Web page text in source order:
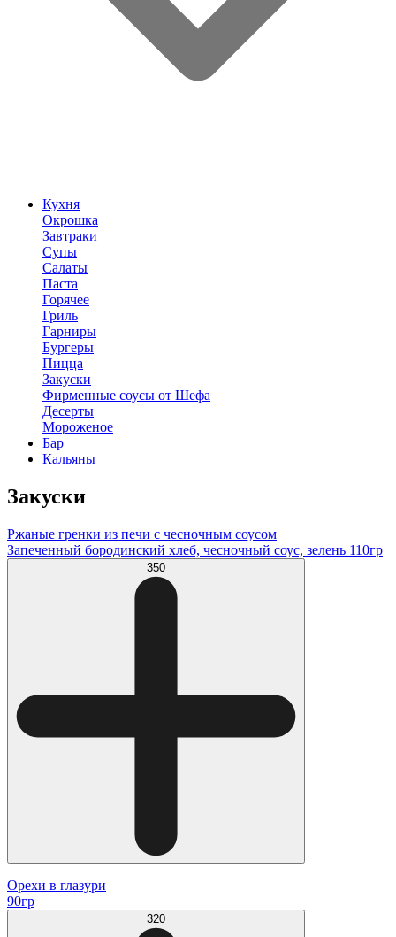
Кухня
Окрошка
Завтраки
Супы
Салаты
Паста
Горячее
Гриль
Гарниры
Бургеры
Пицца
Закуски
Фирменные соусы от Шефа
Десерты
Мороженое
Бар
Кальяны
Закуски
Ржаные гренки из печи с чесночным соусом
Запеченный бородинский хлеб, чесночный соус, зелень 110гр
350
Орехи в глазури
90гр
320